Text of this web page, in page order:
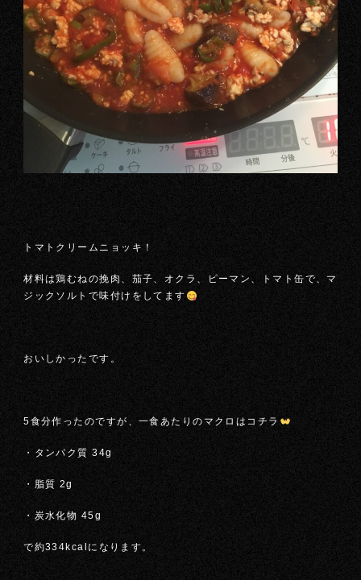
トマトクリームニョッキ！
材料は鶏むねの挽肉、茄子、オクラ、ピーマン、トマト缶で、マ
ジックソルトで味付けをしてます
おいしかったです。
5食分作ったのですが、一食あたりのマクロはコチラ
・タンパク質 34g
・脂質 2g
・炭水化物 45g
で約334kcalになります。